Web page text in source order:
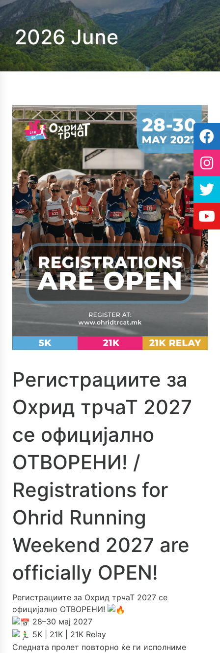
2026 June
Регистрациите за
Охрид трчаТ 2027
се официјално
ОТВОРЕНИ! /
Registrations for
Ohrid Running
Weekend 2027 are
officially OPEN!
Регистрациите за Охрид трчаТ 2027 се
официјално ОТВОРЕНИ!
28–30 мај 2027
5К | 21К | 21К Relay
Следната пролет повторно ќе ги исполниме